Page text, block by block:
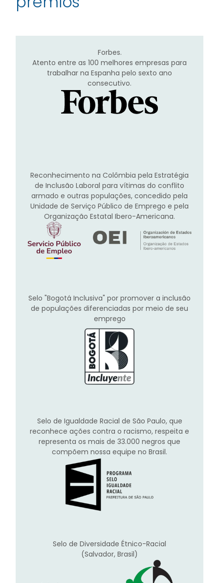
Forbes.
Atento entre as 100 melhores empresas para
trabalhar na Espanha pelo sexto ano
consecutivo.
Reconhecimento na Colômbia pela Estratégia
de Inclusão Laboral para vítimas do conflito
armado e outras populações, concedido pela
Unidade de Serviço Público de Emprego e pela
Organização Estatal Ibero-Americana.
Selo "Bogotá Inclusiva" por promover a inclusão
de populações diferenciadas por meio de seu
emprego
Selo de Igualdade Racial de São Paulo, que
reconhece ações contra o racismo, respeita e
representa os mais de 33.000 negros que
compõem nossa equipe no Brasil.
Selo de Diversidade Étnico-Racial
(Salvador, Brasil)